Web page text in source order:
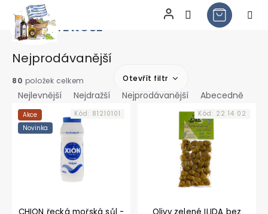
PřejítDÁRKOVÉ KOŠE
Nejprodávanější
Ř
a
e
n
Nejlevnější Nejdražší Nejprodávanější Abecedně
80 položek celkem Otevřít filtr
V
p
Akce
Novinka
Kód: 81210101 Kód: 22 14 02